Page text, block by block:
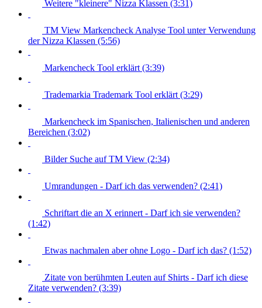
Weitere "kleinere" Nizza Klassen (3:31)
TM View Markencheck Analyse Tool unter Verwendung
der Nizza Klassen (5:56)
Markencheck Tool erklärt (3:39)
Trademarkia Trademark Tool erklärt (3:29)
Markencheck im Spanischen, Italienischen und anderen
Bereichen (3:02)
Bilder Suche auf TM View (2:34)
Umrandungen - Darf ich das verwenden? (2:41)
Schriftart die an X erinnert - Darf ich sie verwenden?
(1:42)
Etwas nachmalen aber ohne Logo - Darf ich das? (1:52)
Zitate von berühmten Leuten auf Shirts - Darf ich diese
Zitate verwenden? (3:39)